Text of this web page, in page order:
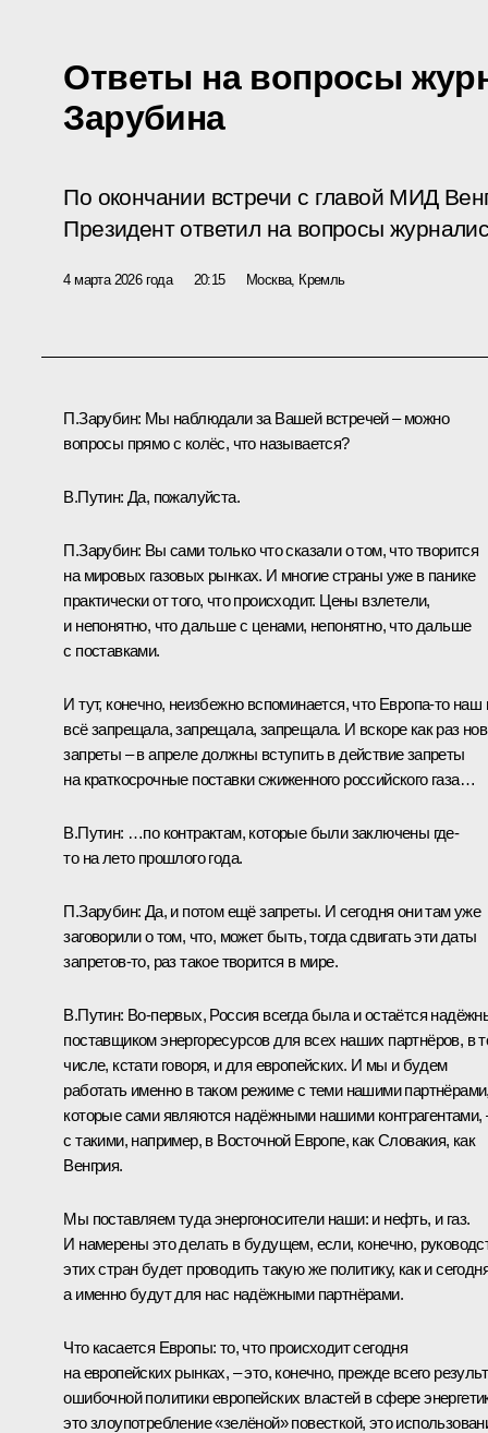
Ответы на вопросы
Зарубина
По окончании встречи с главой МИД
Президент ответил на вопросы
4 марта 2026 года 20:15 Москва, Кремль
П.Зарубин: Мы наблюдали за Вашей встречей– можно
вопросы прямо с колёс, что называется?
В.Путин: Да, пожалуйста.
П.Зарубин: Вы сами только что сказали о том, что творится
на мировых газовых рынках. И многие страны уже в панике
практически от того, что происходит. Цены взлетели,
и непонятно, что дальше с ценами, непонятно, что дальше
с поставками.
И тут, конечно, неизбежно вспоминается, что Европа-то наш
всё запрещала, запрещала, запрещала. И вскоре как раз
запреты – в апреле должны вступить в действие запреты
на краткосрочные поставки сжиженного российского газа…
В.Путин: …по контрактам, которые были заключены где-
то на лето прошлого года.
П.Зарубин: Да, и потом ещё запреты. И сегодня они там уже
заговорили о том, что, может быть, тогда сдвигать эти даты
запретов-то, раз такое творится в мире.
В.Путин: Во-первых, Россия всегда была и остаётся
поставщиком энергоресурсов для всех наших партнёров, в
числе, кстати говоря, и для европейских. И мы и будем
работать именно в таком режиме с теми нашими
которые сами являются надёжными нашими контрагентами,
с такими, например, в Восточной Европе, как Словакия, как
Венгрия.
Мы поставляем туда энергоносители наши: и нефть, и газ.
И намерены это делать в будущем, если, конечно,
этих стран будет проводить такую же политику, как и
а именно будут для нас надёжными партнёрами.
Что касается Европы: то, что происходит сегодня
на европейских рынках, – это, конечно, прежде всего
ошибочной политики европейских властей в сфере
это злоупотребление «зелёной» повесткой, это